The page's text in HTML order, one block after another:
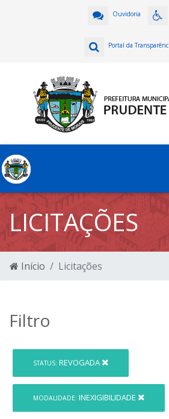
Ouvidoria
Portal da
LICITAÇÕES
Início Licitações
Filtro
STATUS: REVOGADA
MODALIDADE: INEXIGIBILIDADE